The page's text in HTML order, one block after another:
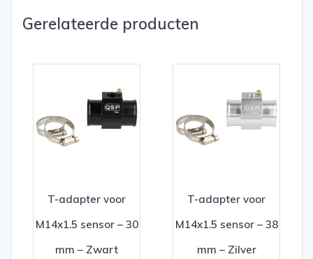
Gerelateerde producten
T-adapter voor
M14x1.5 sensor – 30
mm – Zwart
T-adapter voor
M14x1.5 sensor – 38
mm – Zilver